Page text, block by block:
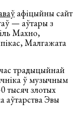
афіцыйны сайт
— аўтары з
Махно,
Малгажата
традыцыйнай
ў музычным
тысяч злотых
аўтарства Эвы